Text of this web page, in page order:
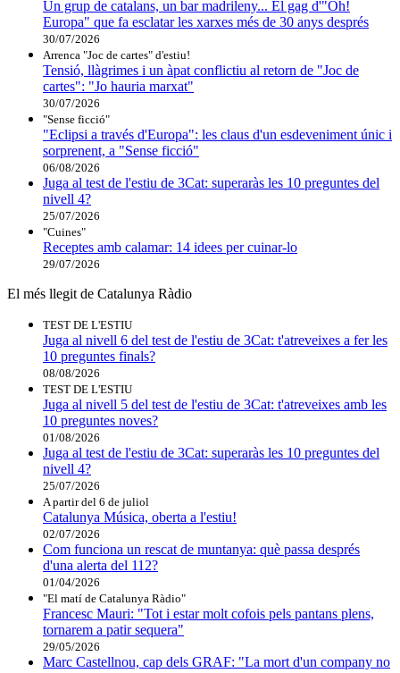
Un grup de catalans, un bar madrileny... El gag d'"Oh!
Europa" que fa esclatar les xarxes més de 30 anys després
30/07/2026
Arrenca "Joc de cartes" d'estiu!
Tensió, llàgrimes i un àpat conflictiu al retorn de "Joc de
cartes": "Jo hauria marxat"
30/07/2026
"Sense ficció"
"Eclipsi a través d'Europa": les claus d'un esdeveniment únic i
sorprenent, a "Sense ficció"
06/08/2026
Juga al test de l'estiu de 3Cat: superaràs les 10 preguntes del
nivell 4?
25/07/2026
"Cuines"
Receptes amb calamar: 14 idees per cuinar-lo
29/07/2026
El més llegit de Catalunya Ràdio
TEST DE L'ESTIU
Juga al nivell 6 del test de l'estiu de 3Cat: t'atreveixes a fer les
10 preguntes finals?
08/08/2026
TEST DE L'ESTIU
Juga al nivell 5 del test de l'estiu de 3Cat: t'atreveixes amb les
10 preguntes noves?
01/08/2026
Juga al test de l'estiu de 3Cat: superaràs les 10 preguntes del
nivell 4?
25/07/2026
A partir del 6 de juliol
Catalunya Música, oberta a l'estiu!
02/07/2026
Com funciona un rescat de muntanya: què passa després
d'una alerta del 112?
01/04/2026
"El matí de Catalunya Ràdio"
Francesc Mauri: "Tot i estar molt cofois pels pantans plens,
tornarem a patir sequera"
29/05/2026
Marc Castellnou, cap dels GRAF: "La mort d'un company no